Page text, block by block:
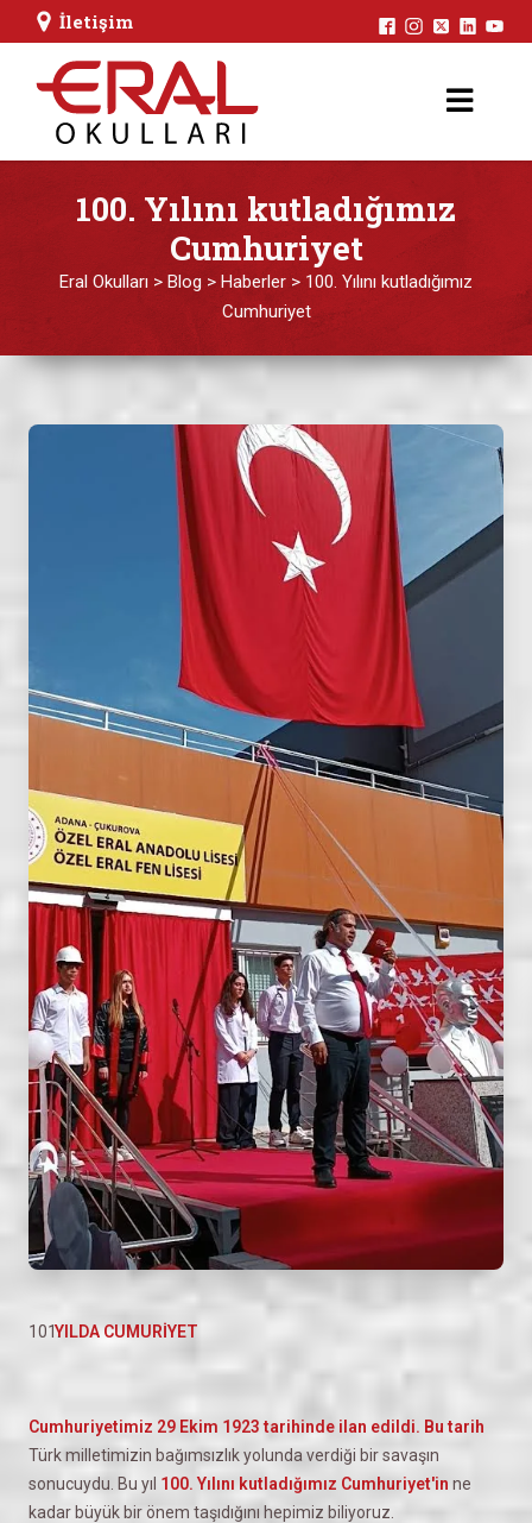
İletişim
100. Yılını kutladığımız
Cumhuriyet
Eral Okulları > Blog > Haberler > 100. Yılını kutladığımız
Cumhuriyet
YILDA CUMURİYET
Cumhuriyetimiz 29 Ekim 1923 tarihinde ilan edildi. Bu tarih
Türk milletimizin bağımsızlık yolunda verdiği bir savaşın
sonucuydu. Bu yıl 100. Yılını kutladığımız Cumhuriyet'in ne
kadar büyük bir önem taşıdığını hepimiz biliyoruz.